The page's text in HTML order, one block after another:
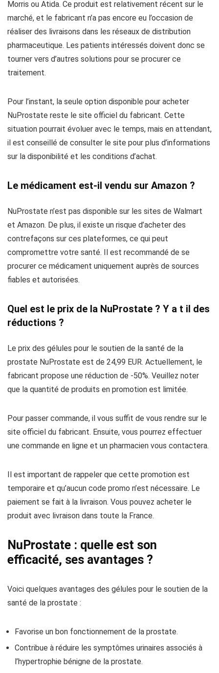
Morris ou Atida. Ce produit est relativement récent sur le
marché, et le fabricant n’a pas encore eu l’occasion de
réaliser des livraisons dans les réseaux de distribution
pharmaceutique. Les patients intéressés doivent donc se
tourner vers d’autres solutions pour se procurer ce
traitement.
Pour l’instant, la seule option disponible pour acheter
NuProstate reste le site officiel du fabricant. Cette
situation pourrait évoluer avec le temps, mais en attendant,
il est conseillé de consulter le site pour plus d’informations
sur la disponibilité et les conditions d’achat.
Le médicament est-il vendu sur Amazon ?
NuProstate n’est pas disponible sur les sites de Walmart
et Amazon. De plus, il existe un risque d’acheter des
contrefaçons sur ces plateformes, ce qui peut
compromettre votre santé. Il est recommandé de se
procurer ce médicament uniquement auprès de sources
fiables et autorisées.
Quel est le prix de la NuProstate ? Y a t il des
réductions ?
Le prix des gélules pour le soutien de la santé de la
prostate NuProstate est de 24,99 EUR. Actuellement, le
fabricant propose une réduction de -50%. Veuillez noter
que la quantité de produits en promotion est limitée.
Pour passer commande, il vous suffit de vous rendre sur le
site officiel du fabricant. Ensuite, vous pourrez effectuer
une commande en ligne et un pharmacien vous contactera.
Il est important de rappeler que cette promotion est
temporaire et qu’aucun code promo n’est nécessaire. Le
paiement se fait à la livraison. Vous pouvez acheter le
produit avec livraison dans toute la France.
NuProstate : quelle est son
efficacité, ses avantages ?
Voici quelques avantages des gélules pour le soutien de la
santé de la prostate :
Favorise un bon fonctionnement de la prostate.
Contribue à réduire les symptômes urinaires associés à
l’hypertrophie bénigne de la prostate.